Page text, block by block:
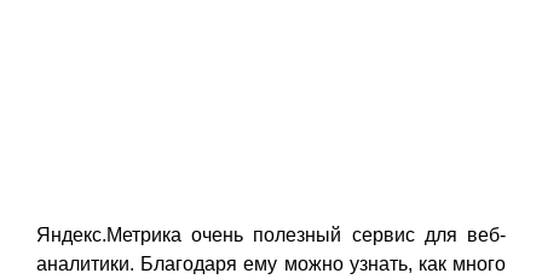
Яндекс.Метрика очень полезный сервис для веб-
аналитики. Благодаря ему можно узнать, как много